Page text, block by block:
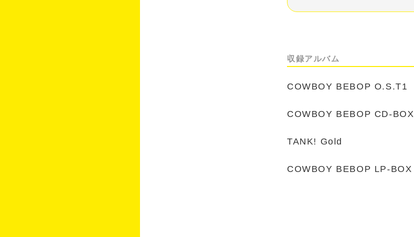
収録アルバム
COWBOY BEBOP O.S.T1
COWBOY BEBOP CD-BOX
TANK! Gold
COWBOY BEBOP LP-BOX